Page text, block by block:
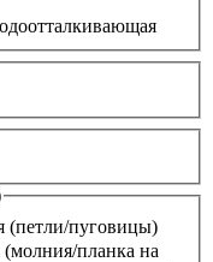
(петли/пуговицы)
(молния/планка на